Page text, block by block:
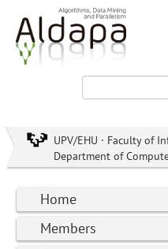
UPV/EHU · Faculty of
Department of
Home
Members